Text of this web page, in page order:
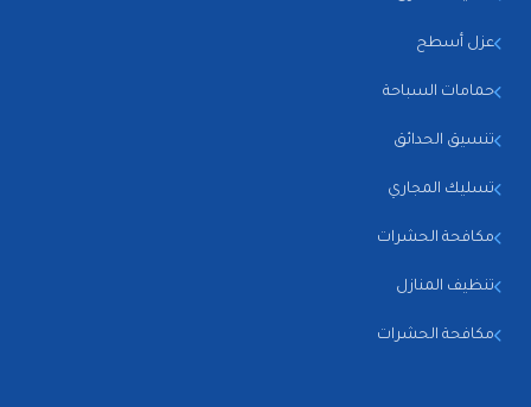
عزل أسطح
حمامات السباحة
تنسيق الحدائق
تسليك المجاري
مكافحة الحشرات
تنظيف المنازل
مكافحة الحشرات